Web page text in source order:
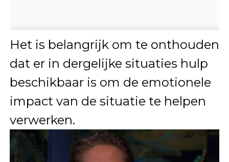
Het is belangrijk om te onthouden
dat er in dergelijke situaties hulp
beschikbaar is om de emotionele
impact van de situatie te helpen
verwerken.